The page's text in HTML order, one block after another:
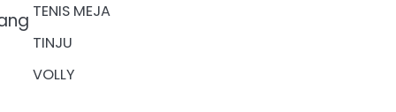
TENIS MEJA
TINJU
VOLLY